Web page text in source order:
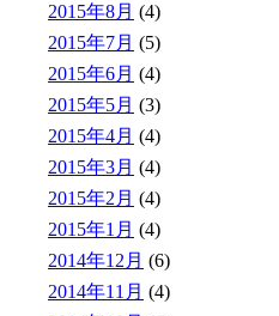
2015年8月 (4)
2015年7月 (5)
2015年6月 (4)
2015年5月 (3)
2015年4月 (4)
2015年3月 (4)
2015年2月 (4)
2015年1月 (4)
2014年12月 (6)
2014年11月 (4)